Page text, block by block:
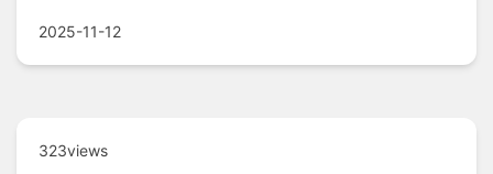
探索臺灣杏花的魅力與養護之道。
2025-11-12
323views